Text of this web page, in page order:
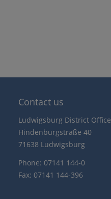
Contact us
Ludwigsburg District Office
Hindenburgstraße 40
71638 Ludwigsburg
Phone: 07141 144-0
Fax: 07141 144-396